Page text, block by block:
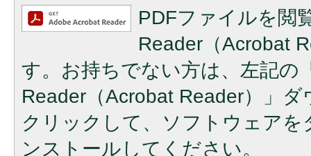
PDFファイルを閲
Reader（Acrobat
す。お持ちでない方は、左記の
Reader（Acrobat Reader）」
クリックして、ソフトウェア
ンストールしてください。